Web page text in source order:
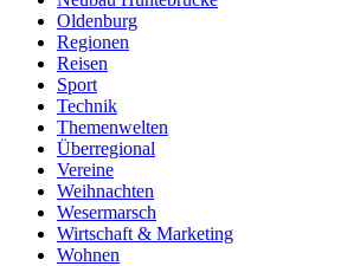
Oldenburg
Regionen
Reisen
Sport
Technik
Themenwelten
Überregional
Vereine
Weihnachten
Wesermarsch
Wirtschaft & Marketing
Wohnen